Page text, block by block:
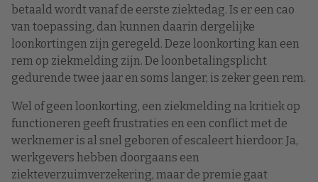
betaald wordt vanaf de eerste ziektedag. Is er een cao
van toepassing, dan kunnen daarin dergelijke
loonkortingen zijn geregeld. Deze loonkorting kan een
rem op ziekmelding zijn. De loonbetalingsplicht
gedurende twee jaar en soms langer, is zeker geen rem.
Wel of geen loonkorting, een ziekmelding na kritiek op
functioneren geeft frustraties en een conflict met de
werknemer is al snel geboren of escaleert hierdoor. Ja,
werkgevers hebben doorgaans een
ziekteverzuimverzekering, maar de premie gaat